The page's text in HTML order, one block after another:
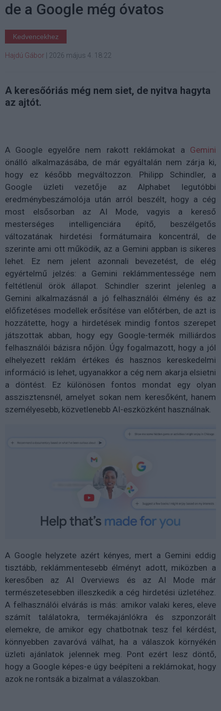
de a Google még óvatos
Kedvencekhez
Hajdú Gábor 2026 május 4. 18:22
A keresőóriás még nem siet, de nyitva hagyta
az ajtót.
A Google egyelőre nem rakott reklámokat a Gemini
önálló alkalmazásába, de már egyáltalán nem zárja ki,
hogy ez később megváltozzon. Philipp Schindler, a
Google üzleti vezetője az Alphabet legutóbbi
eredménybeszámolója után arról beszélt, hogy a cég
most elsősorban az AI Mode, vagyis a kereső
mesterséges intelligenciára építő, beszélgetős
változatának hirdetési formátumaira koncentrál, de
szerinte ami ott működik, az a Gemini appban is sikeres
lehet. Ez nem jelent azonnali bevezetést, de elég
egyértelmű jelzés: a Gemini reklámmentessége nem
feltétlenül örök állapot. Schindler szerint jelenleg a
Gemini alkalmazásnál a jó felhasználói élmény és az
előfizetéses modellek erősítése van előtérben, de azt is
hozzátette, hogy a hirdetések mindig fontos szerepet
játszottak abban, hogy egy Google-termék milliárdos
felhasználói bázisra nőjön. Úgy fogalmazott, hogy a jól
elhelyezett reklám értékes és hasznos kereskedelmi
információ is lehet, ugyanakkor a cég nem akarja elsietni
a döntést. Ez különösen fontos mondat egy olyan
asszisztensnél, amelyet sokan nem keresőként, hanem
személyesebb, közvetlenebb AI-eszközként használnak.
A Google helyzete azért kényes, mert a Gemini eddig
tisztább, reklámmentesebb élményt adott, miközben a
keresőben az AI Overviews és az AI Mode már
természetesebben illeszkedik a cég hirdetési üzletéhez.
A felhasználói elvárás is más: amikor valaki keres, eleve
számít találatokra, termékajánlókra és szponzorált
elemekre, de amikor egy chatbotnak tesz fel kérdést,
könnyebben zavaróvá válhat, ha a válaszok környékén
üzleti ajánlatok jelennek meg. Pont ezért lesz döntő,
hogy a Google képes-e úgy beépíteni a reklámokat, hogy
azok ne rontsák a bizalmat a válaszokban.